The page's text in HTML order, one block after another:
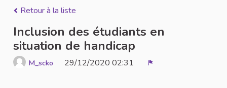
Retour à la liste
Inclusion des étudiants en
situation de handicap
M_scko 29/12/2020 02:31